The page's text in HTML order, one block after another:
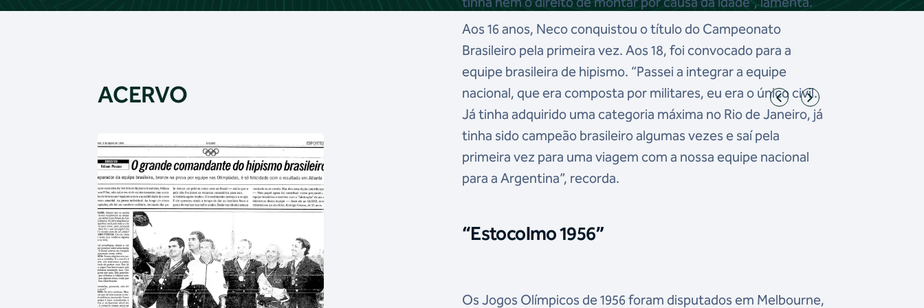
Aos 16 anos, Neco conquistou o título do Campeonato
Brasileiro pela primeira vez. Aos 18, foi convocado para a
equipe brasileira de hipismo. “Passei a integrar a equipe
nacional, que era composta por militares, eu era o único civil.
Já tinha adquirido uma categoria máxima no Rio de Janeiro, já
tinha sido campeão brasileiro algumas vezes e saí pela
primeira vez para uma viagem com a nossa equipe nacional
para a Argentina”, recorda.
“Estocolmo 1956”
Os Jogos Olímpicos de 1956 foram disputados em Melbourne,
ACERVO